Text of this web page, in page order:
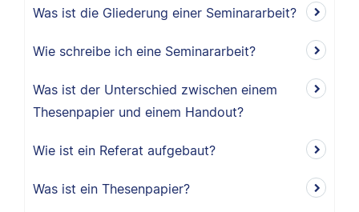
Was ist die Gliederung einer Seminararbeit?
Wie schreibe ich eine Seminararbeit?
Was ist der Unterschied zwischen einem
Thesenpapier und einem Handout?
Wie ist ein Referat aufgebaut?
Was ist ein Thesenpapier?